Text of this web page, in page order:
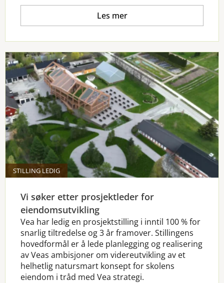
Les mer
STILLING LEDIG
Vi søker etter prosjektleder for
eiendomsutvikling
Vea har ledig en prosjektstilling i inntil 100 % for
snarlig tiltredelse og 3 år framover. Stillingens
hovedformål er å lede planlegging og realisering
av Veas ambisjoner om videreutvikling av et
helhetlig natursmart konsept for skolens
eiendom i tråd med Vea strategi.